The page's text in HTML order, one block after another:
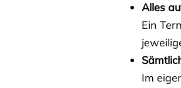
Alles
Ein
Im